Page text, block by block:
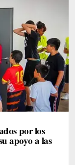
por los
apoyo a las